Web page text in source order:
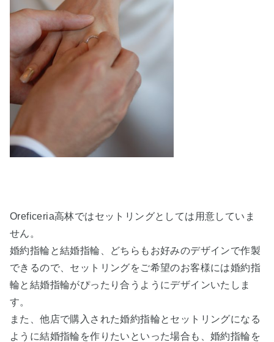
Oreficeria高林ではセットリングとしては用意していま
せん。
婚約指輪と結婚指輪、どちらもお好みのデザインで作製
できるので、セットリングをご希望のお客様には婚約指
輪と結婚指輪がぴったり合うようにデザインいたしま
す。
また、他店で購入された婚約指輪とセットリングになる
ように結婚指輪を作りたいといった場合も、婚約指輪を